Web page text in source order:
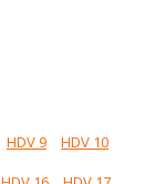
HDV 9
HDV 10